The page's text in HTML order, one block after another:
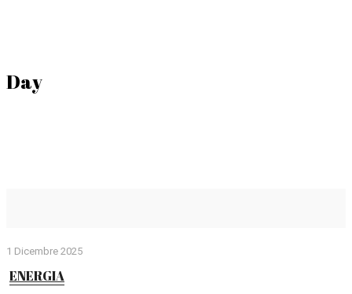
Day
1 Dicembre 2025
ENERGIA